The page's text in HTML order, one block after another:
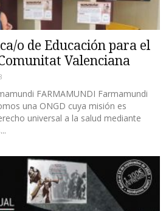
o de Educación para el
Valenciana
FARMAMUNDI Farmamundi
una ONGD cuya misión es
universal a la salud mediante